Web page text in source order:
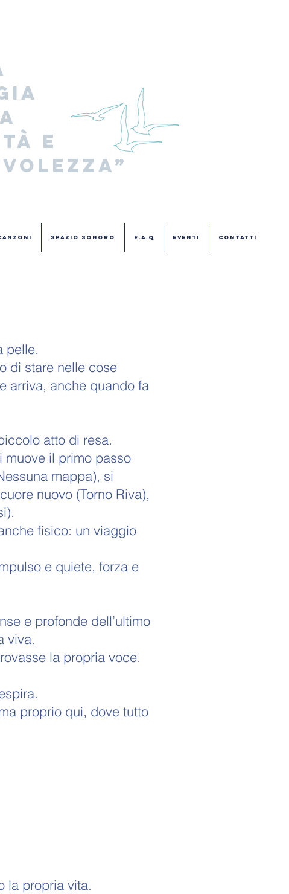
e
Spazio Sonoro F.A.Q Eventi Contatti
pelle.
di stare nelle cose
arriva, anche quando fa
atto di resa.
muove il primo passo
mappa), si
nuovo (Torno Riva),
fisico: un viaggio
e quiete, forza e
e profonde dell’ultimo
viva.
la propria voce.
proprio qui, dove tutto
la propria vita.